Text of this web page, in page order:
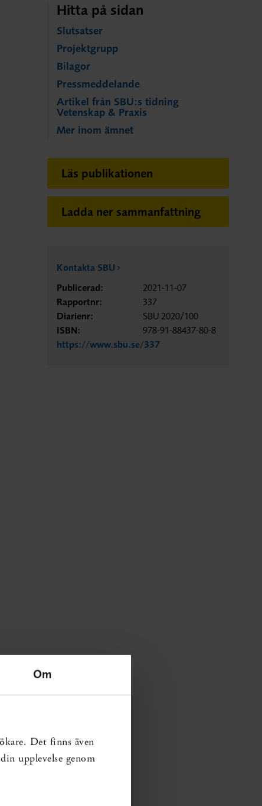
Om
Det finns även
upplevelse genom
Hitta på sidan
Slutsatser
Projektgrupp
Bilagor
Pressmeddelande
Artikel från SBU:s tidning
Vetenskap & Praxis
Mer inom ämnet
Läs publikationen
Ladda ner sammanfattning
Kontakta SBU
Publicerad:
2021-11-07
Rapportnr:
337
Diarienr:
SBU 2020/100
ISBN:
978-91-88437-80-8
https://www.sbu.se/337